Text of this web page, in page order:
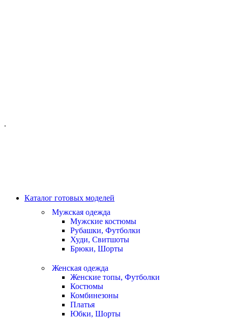
.
Каталог готовых моделей
Мужская одежда
Мужские костюмы
Рубашки, Футболки
Худи, Свитшоты
Брюки, Шорты
Женская одежда
Женские топы, Футболки
Костюмы
Комбинезоны
Платья
Юбки, Шорты